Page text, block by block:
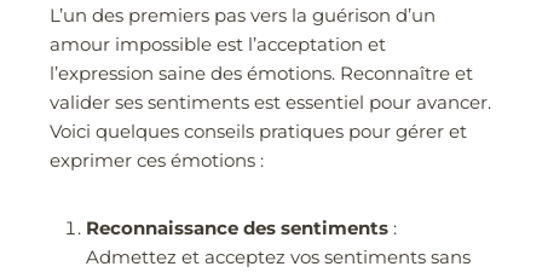
L’un des premiers pas vers la guérison d’un
amour impossible est l’acceptation et
l’expression saine des émotions. Reconnaître et
valider ses sentiments est essentiel pour avancer.
Voici quelques conseils pratiques pour gérer et
exprimer ces émotions :
Reconnaissance des sentiments :
Admettez et acceptez vos sentiments sans